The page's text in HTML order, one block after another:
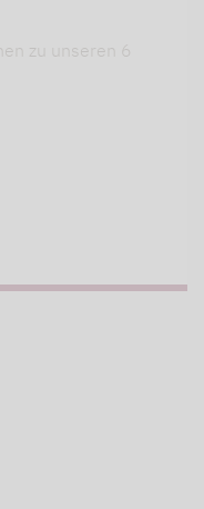
zu unseren 6